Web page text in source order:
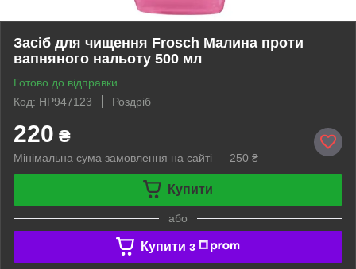
Засіб для чищення Frosch Малина проти
вапняного нальоту 500 мл
Готово до відправки
Код: HP947123
Роздріб
220 ₴
Мінімальна сума замовлення на сайті — 250 ₴
Купити
або
Купити з